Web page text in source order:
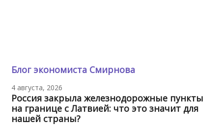
Блог экономиста Смирнова
4 августа, 2026
Россия закрыла железнодорожные пункты
на границе с Латвией: что это значит для
нашей страны?